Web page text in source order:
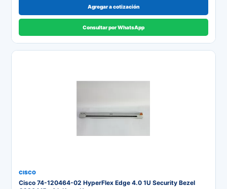
Agregar a cotización
Consultar por WhatsApp
CISCO
Cisco 74-120464-02 HyperFlex Edge 4.0 1U Security Bezel